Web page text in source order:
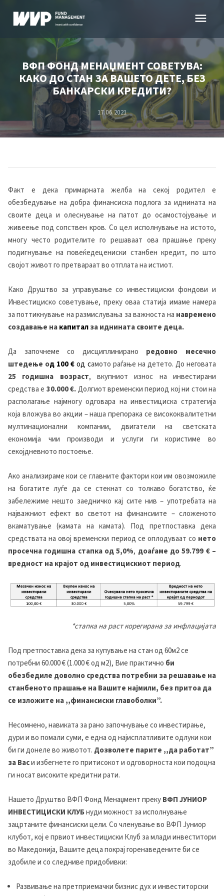
content
menu
ВФП ФОНД МЕНАЏМЕНТ СОВЕТУВА:
КАКО ДО СТАН ЗА ВАШЕТО ДЕТЕ, БЕЗ
БАНКАРСКИ КРЕДИТИ?
17.06.2021
Факт е дека примарната желба на секој родител е
обезбедување на добра финансиска подлога за иднината на
своите деца и олеснување на патот до осамостојување и
живеење под сопствен кров. Со цел исполнување на истото,
многу често родителите го решаваат ова прашање преку
подигнување на повеќедецениски станбен кредит, по што
својот живот го претвараат во отплата на истиот.
Како Друштво за управување со инвестициски фондови и
Инвестициско советување, преку оваа статија имаме намера
за поттикнување на размислувања за важноста на навремено
создавање накапиталза иднината своите деца.
Да започнеме со дисциплинирано редовно месечно
штедење од 100€од самото раѓање на детето. До неговата
25 годишна возраст, вкупниот износ на инвестирани
средства е 30.000€.Долгиот временски период кој ни стои на
располагање најмногу одговара на инвестициска стратегија
која вложува во акции – наша препорака се висококвалитетни
мултинационални компании, двигатели на светската
економија чии производи и услуги ги користиме во
секојдневното постоење.
Ако анализираме кои се главните фактори кои им овозможиле
на богатите луѓе да се стекнат со толкаво богатство, ќе
забележиме нешто заедничко кај сите нив – употребата на
најважниот ефект во светот на финансиите – сложеното
вкаматување (камата на камата). Под претпоставка дека
средствата на овој временски период се оплодуваат со нето
просечна годишна стапка од 5,0%, доаѓаме до59.799 € –
вредност на крајот од инвестицискиот период.
*стапка на раст корегирана за инфлацијата
Под претпоставка дека за купување на стан од 60м2 се
потребни 60.000 € (1.000 € од м2), Вие практично би
обезбедиле доволно средства потребни за решавање на
станбеното прашање на Вашите најмили, без притоа да
се изложите на ,,финансиски главоболки”.
Несомнено, навиката за рано започнување со инвестирање,
дури и во помали суми, е една од најисплатливите одлуки кои
би ги донеле во животот. Дозволете парите ,,да работат”
за Васи избегнете го притисокот и одговорноста кои подоцна
ги носат високите кредитни рати.
Нашето Друштво ВФП Фонд Менаџмент прекуВФП ЈУНИОР
ИНВЕСТИЦИСКИ КЛУБнуди можност за исполнување
зацртаните финансиски цели. Со членување во ВФП Јуниор
клубот, кој е првиот инвестициски Клуб за млади инвеститори
во Македонија, Вашите деца покрај горенаведените би се
здобиле и со следниве придобивки:
Развивање на претприемачки бизнис дух и инвеститорски